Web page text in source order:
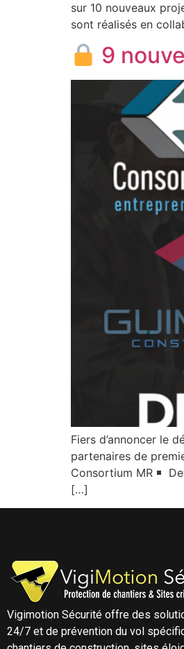
sur 10 nouveaux
sont réalisés en
9
Fiers d’annoncer le
partenaires de
Consortium MR
[…]
Vigimotion Sécurité offre des
24/7 et de prévention du vol